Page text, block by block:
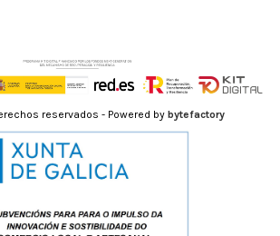
reservados - Powered by bytefactory